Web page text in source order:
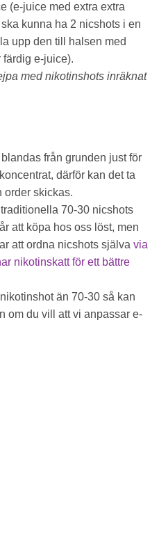
(e-juice med extra extra
kunna ha 2 nicshots i en
upp den till halsen med
e-juice).
med nikotinshots inräknat
från grunden just för
därför kan det ta
order skickas.
70-30 nicshots
att köpa hos oss löst, men
att ordna nicshots själva via
nikotinskatt för ett bättre
än 70-30 så kan
om du vill att vi anpassar e-